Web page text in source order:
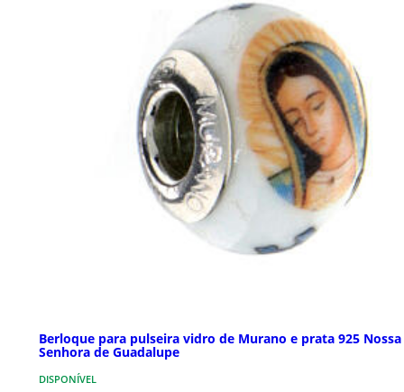
Berloque para pulseira vidro de Murano e prata 925 Nossa
Senhora de Guadalupe
DISPONÍVEL